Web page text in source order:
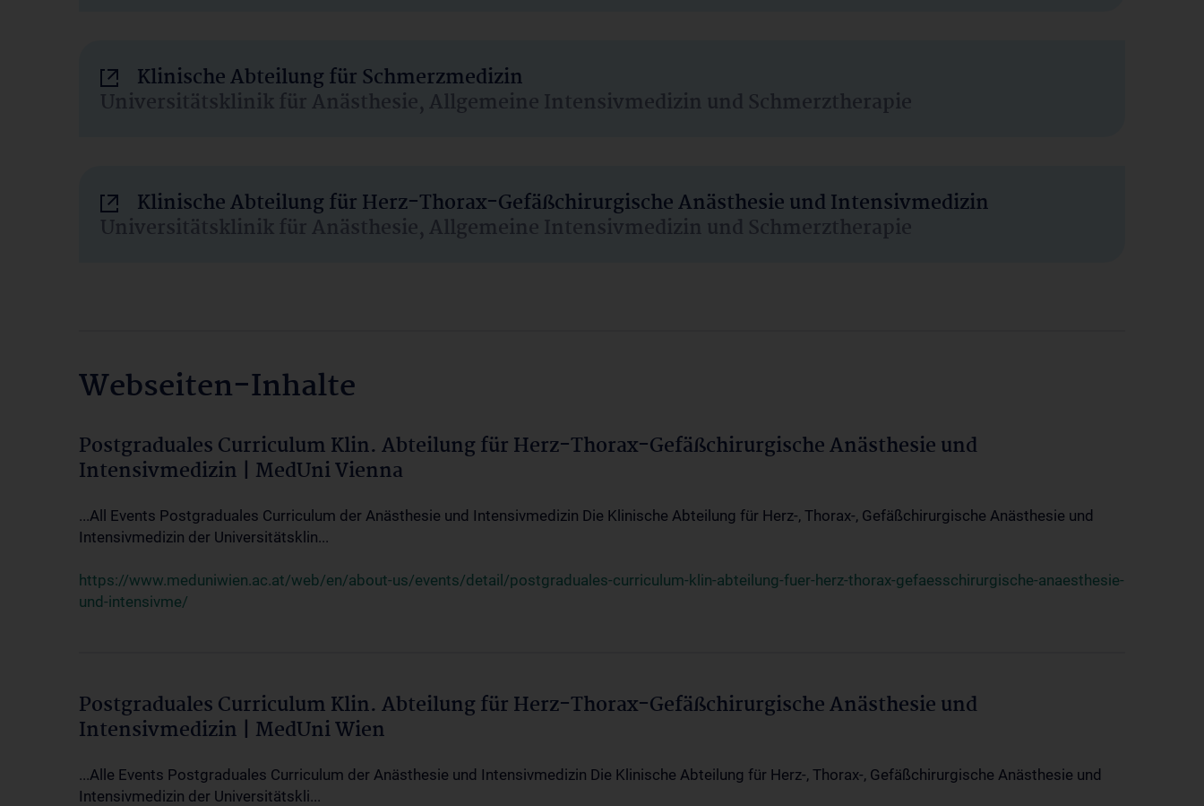
Klinische Abteilung für Schmerzmedizin
Universitätsklinik für Anästhesie, Allgemeine Intensivmedizin und Schmerztherapie
Klinische Abteilung für Herz-Thorax-Gefäßchirurgische Anästhesie und Intensivmedizin
Universitätsklinik für Anästhesie, Allgemeine Intensivmedizin und Schmerztherapie
Webseiten-Inhalte
Postgraduales Curriculum Klin. Abteilung für Herz-Thorax-Gefäßchirurgische Anästhesie und
Intensivmedizin | MedUni Vienna
...All Events Postgraduales Curriculum der Anästhesie und Intensivmedizin Die Klinische Abteilung für Herz-, Thorax-, Gefäßchirurgische Anästhesie und
Intensivmedizin der Universitätsklin...
https://www.meduniwien.ac.at/web/en/about-us/events/detail/postgraduales-curriculum-klin-abteilung-fuer-herz-thorax-gefaesschirurgische-anaesthesie-
und-intensivme/
Postgraduales Curriculum Klin. Abteilung für Herz-Thorax-Gefäßchirurgische Anästhesie und
Intensivmedizin | MedUni Wien
...Alle Events Postgraduales Curriculum der Anästhesie und Intensivmedizin Die Klinische Abteilung für Herz-, Thorax-, Gefäßchirurgische Anästhesie und
Intensivmedizin der Universitätskli...